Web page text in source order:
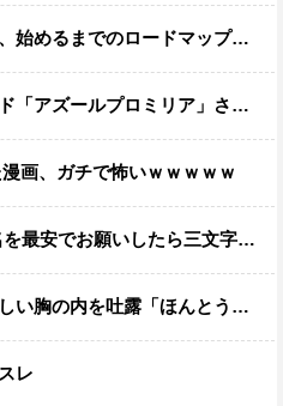
までのロードマップ教えてくれ
」さん、『透けブラ』を実装してしまうwwwwww
画、ガチで怖いｗｗｗｗｗ
でお願いしたら三文字だったわ」
露「ほんとうのことを言えなくて悔しい」
レ